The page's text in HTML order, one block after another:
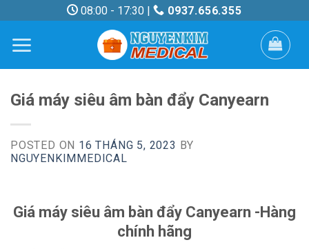
content
08:00 - 17:30 | 0937.656.355
Giá máy siêu âm bàn đẩy Canyearn
POSTED ON 16 THÁNG 5, 2023 BY
NGUYENKIMMEDICAL
Giá máy siêu âm bàn đẩy Canyearn -Hàng
chính hãng